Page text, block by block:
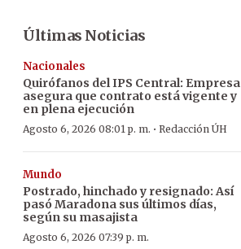
Últimas Noticias
Nacionales
Quirófanos del IPS Central: Empresa
asegura que contrato está vigente y
en plena ejecución
Agosto 6, 2026 08:01 p. m. · Redacción ÚH
Mundo
Postrado, hinchado y resignado: Así
pasó Maradona sus últimos días,
según su masajista
Agosto 6, 2026 07:39 p. m.